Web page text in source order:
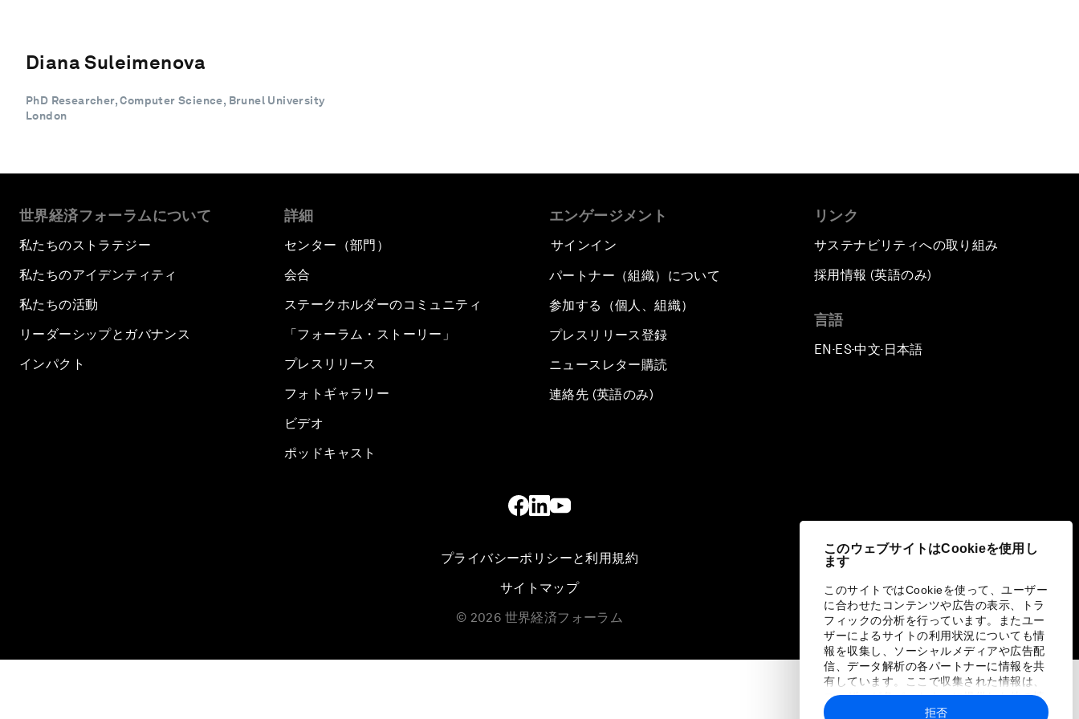
このウェブサイトはCookieを使用し
ます
このサイトではCookieを使って、ユーザー
に合わせたコンテンツや広告の表示、トラ
フィックの分析を行っています。またユー
ザーによるサイトの利用状況についても情
報を収集し、ソーシャルメディアや広告配
信、データ解析の各パートナーに情報を共
有しています。ここで収集された情報は、
ユーザーが各パートナーに提供した他の情
報や各パートナーのサービスを使用した際
拒否
Diana Suleimenova
PhD Researcher, Computer Science, Brunel University
London
世界経済フォーラムについて
私たちのストラテジー
私たちのアイデンティティ
私たちの活動
リーダーシップとガバナンス
インパクト
詳細
センター（部門）
会合
ステークホルダーのコミュニティ
「フォーラム・ストーリー」
プレスリリース
フォトギャラリー
ビデオ
ポッドキャスト
エンゲージメント
サインイン
パートナー（組織）について
参加する（個人、組織）
プレスリリース登録
ニュースレター購読
連絡先 (英語のみ)
リンク
サステナビリティへの取り組み
採用情報 (英語のみ)
言語
EN ▪ES▪中文▪ 日本語
プライバシーポリシーと利用規約
サイトマップ
© 2026 世界経済フォーラム